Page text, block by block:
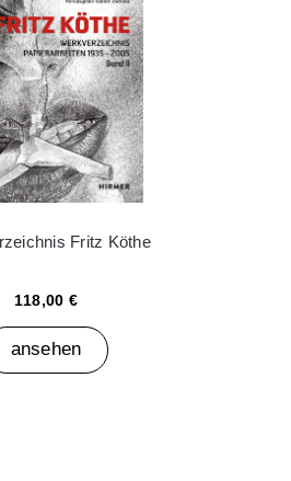
Fritz Köthe
118,00 €
ansehen